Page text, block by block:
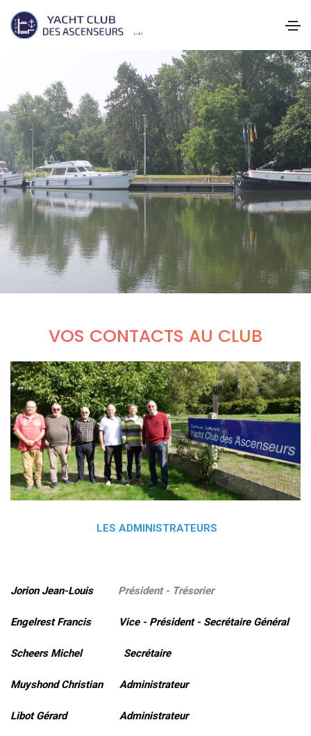
VOS CONTACTS AU CLUB
LES ADMINISTRATEURS
Jorion Jean-Louis Président - Trésorier
Engelrest Francis Vice - Président - Secrétaire Général
Scheers Michel Secrétaire
Muyshond Christian Administrateur
Libot Gérard Administrateur